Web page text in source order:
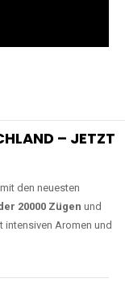
– JETZT
mit den neuesten
20000 Zügen und
intensiven Aromen und